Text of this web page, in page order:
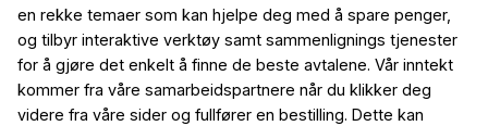
en rekke temaer som kan hjelpe deg med å spare penger,
og tilbyr interaktive verktøy samt sammenlignings tjenester
for å gjøre det enkelt å finne de beste avtalene. Vår inntekt
kommer fra våre samarbeidspartnere når du klikker deg
videre fra våre sider og fullfører en bestilling. Dette kan